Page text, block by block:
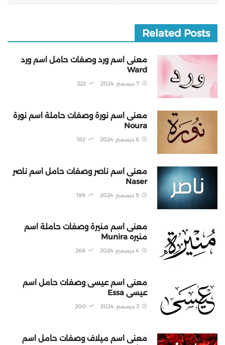
Related Posts
معنى اسم ورد وصفات حامل اسم ورد
Ward
7 ديسمبر، 2024 322
معنى اسم نورة وصفات حاملة اسم نورة
Noura
6 ديسمبر، 2024 182
معنى اسم ناصر وصفات حامل اسم ناصر
Naser
5 ديسمبر، 2024 199
معنى اسم منيرة وصفات حاملة اسم
منيره Munira
4 ديسمبر، 2024 268
معنى اسم عيسى وصفات حامل اسم
عيسى Essa
3 ديسمبر، 2024 200
معنى اسم ميلاف وصفات حامل اسم